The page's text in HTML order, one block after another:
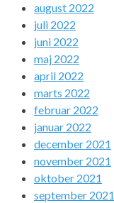
august 2022
juli 2022
juni 2022
maj 2022
april 2022
marts 2022
februar 2022
januar 2022
december 2021
november 2021
oktober 2021
september 2021